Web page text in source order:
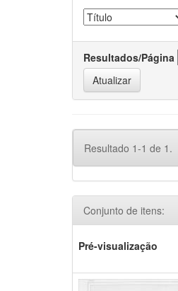
Resultados/Página
Resultado 1-1 de 1.
Conjunto de itens:
Pré-visualização